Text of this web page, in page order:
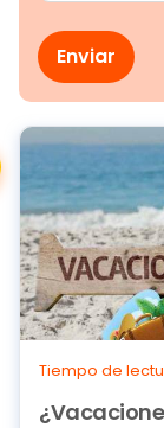
Tiempo de